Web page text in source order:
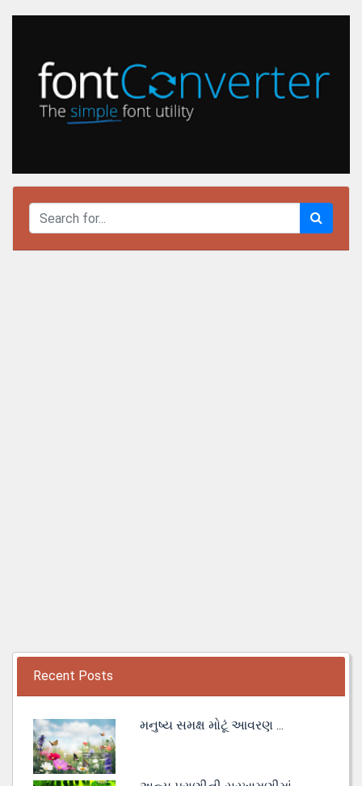
Recent Posts
મનુષ્ય સમક્ષ મોટૂં આવરણ ...